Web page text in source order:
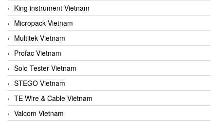
King instrument Vietnam
Micropack Vietnam
Multitek Vietnam
Profac Vietnam
Solo Tester Vietnam
STEGO Vietnam
TE Wire & Cable Vietnam
Valcom Vietnam